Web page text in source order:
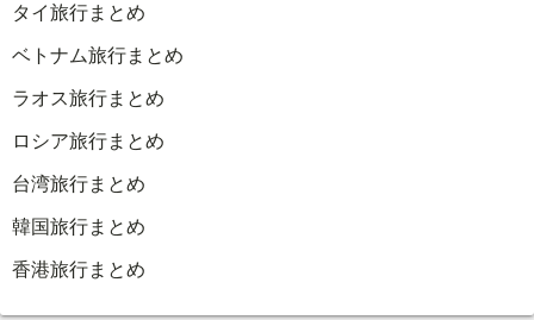
タイ旅行まとめ
ベトナム旅行まとめ
ラオス旅行まとめ
ロシア旅行まとめ
台湾旅行まとめ
韓国旅行まとめ
香港旅行まとめ